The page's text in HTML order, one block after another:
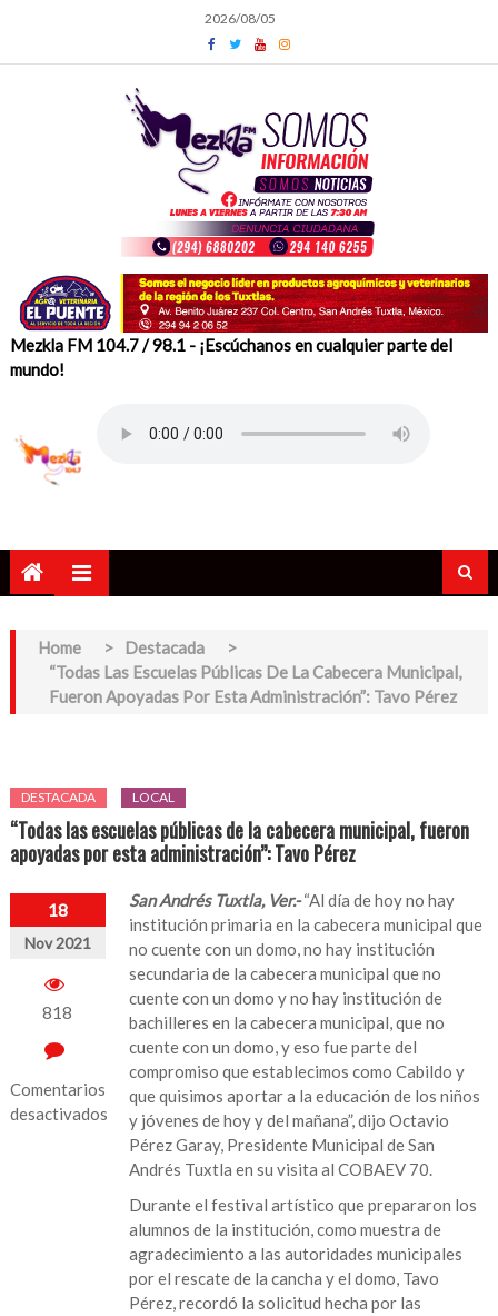
content
2026/08/05
Mezkla FM 104.7 / 98.1 - ¡Escúchanos en cualquier parte del
mundo!
Home > Destacada
>
“Todas Las Escuelas Públicas De La Cabecera Municipal,
Fueron Apoyadas Por Esta Administración”: Tavo Pérez
DESTACADA LOCAL
“Todas las escuelas públicas de la cabecera municipal, fueron
apoyadas por esta administración”: Tavo Pérez
18
Nov 2021
818
Comentarios
desactivados
San Andrés Tuxtla, Ver.-“Al día de hoy no hay
institución primaria en la cabecera municipal que
no cuente con un domo, no hay institución
secundaria de la cabecera municipal que no
cuente con un domo y no hay institución de
bachilleres en la cabecera municipal, que no
cuente con un domo, y eso fue parte del
compromiso que establecimos como Cabildo y
que quisimos aportar a la educación de los niños
y jóvenes de hoy y del mañana”, dijo Octavio
Pérez Garay, Presidente Municipal de San
Andrés Tuxtla en su visita al COBAEV 70.
Durante el festival artístico que prepararon los
alumnos de la institución, como muestra de
agradecimiento a las autoridades municipales
por el rescate de la cancha y el domo, Tavo
Pérez, recordó la solicitud hecha por las